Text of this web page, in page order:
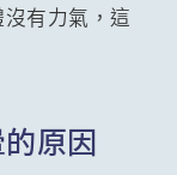
有力氣，這
原因